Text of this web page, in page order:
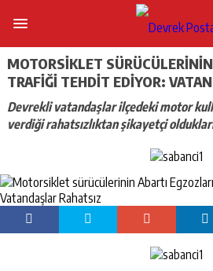
MOTORSIKLET
TRAFIĞI TEHDIT EDIYOR:
Devrekli vatandaşlar ilçedeki motor
verdiği rahatsızlıktan şikayetçi